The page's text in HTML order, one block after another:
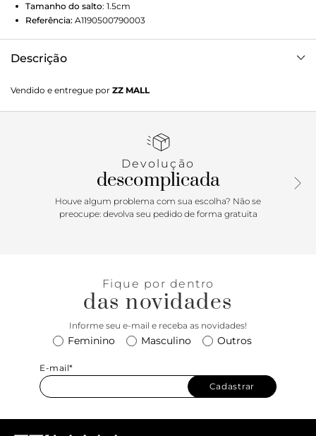
Tamanho do salto: 1.5cm
Referência: A1190500790003
Descrição
tem bico fino. Traz cabedal com aplicação de peça com
pedrarias. Possui tira no calcanhar conectada a tira fina que
tornozelo. Exibe todo o peito do pé e calcanhar. Com
A sapatilha surge em versão monocromática e aberta e
Vendido e entregue por ZZ MALL
Devolução
descomplicada
Houve algum problema com sua escolha? Não se
preocupe: devolva seu pedido de forma gratuita
Fique por dentro
das novidades
Informe seu e-mail e receba as novidades!
Feminino Masculino Outros
E-mail*
Cadastrar